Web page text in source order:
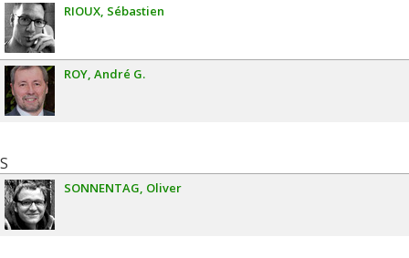
RIOUX Sébastien
ROY André G.
S
SONNENTAG Oliver